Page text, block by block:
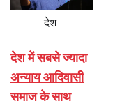
देश
देश में सबसे ज्यादा
अन्याय आदिवासी
समाज के साथ